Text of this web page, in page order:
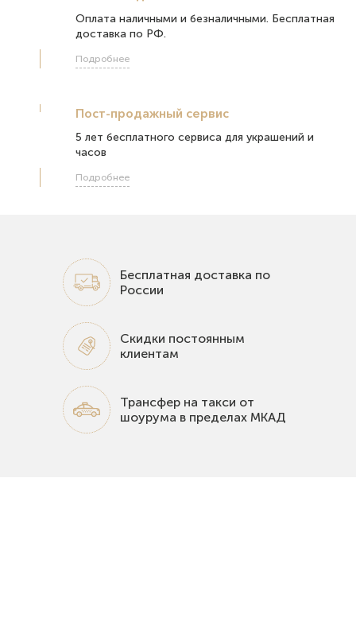
Оплата наличными и безналичными. Бесплатная
доставка по РФ.
Подробнее
Пост-продажный сервис
5 лет бесплатного сервиса для украшений и
часов
Подробнее
Бесплатная доставка по
России
Скидки постоянным
клиентам
Трансфер на такси от
шоурума в пределах МКАД